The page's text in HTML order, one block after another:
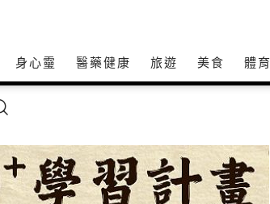
身心𩆜 醫藥健康 旅遊 美食 體育